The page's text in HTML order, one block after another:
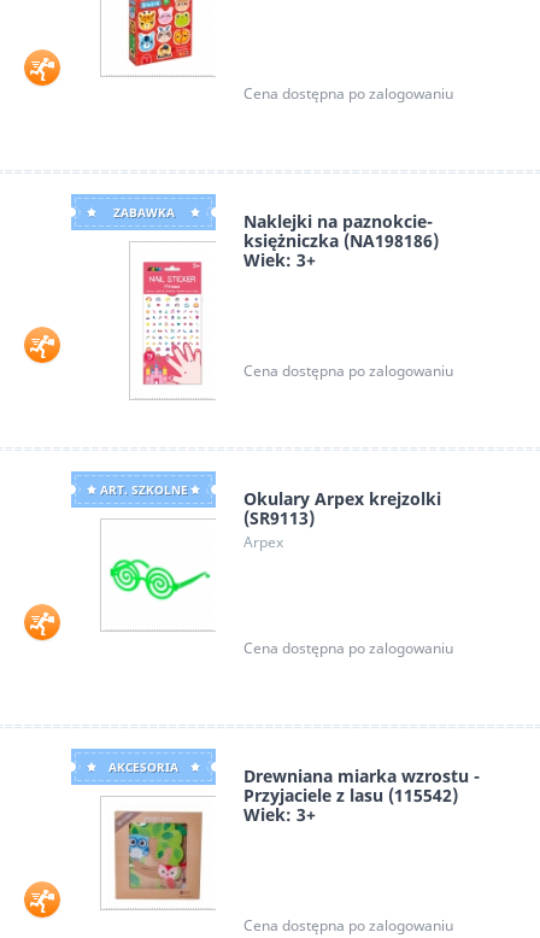
Cena dostępna po zalogowaniu
ZABAWKA
Naklejki na paznokcie-
księżniczka (NA198186)
Wiek: 3+
Cena dostępna po zalogowaniu
ART. SZKOLNE
Okulary Arpex krejzolki
(SR9113)
Arpex
Cena dostępna po zalogowaniu
AKCESORIA
Drewniana miarka wzrostu -
Przyjaciele z lasu (115542)
Wiek: 3+
Cena dostępna po zalogowaniu